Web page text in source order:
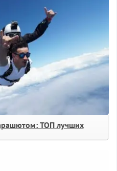
ТОП лучших